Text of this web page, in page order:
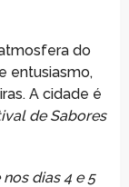
do
entusiasmo,
A cidade é
de Sabores
dias 4 e 5